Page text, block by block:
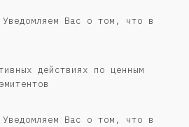
Уведомляем Вас о том, что в
действиях по ценным
Уведомляем Вас о том, что в